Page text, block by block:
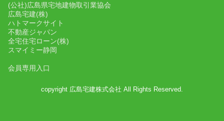
(公社)広島県宅地建物取引業協会
広島宅建(株)
ハトマークサイト
不動産ジャパン
全宅住宅ローン(株)
スマイミー静岡
会員専用入口
copyright 広島宅建株式会社 All Rights Reserved.